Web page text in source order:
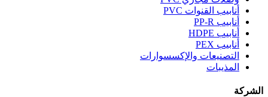
أنابيب القنوات PVC
أنابيب PP-R
أنابيب HDPE
أنابيب PEX
التصنيعات والإكسسوارات
المذيبات
الشركة